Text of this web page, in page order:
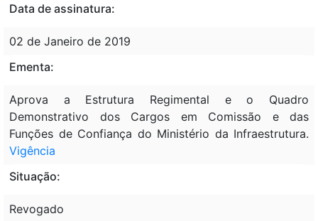
Data de assinatura:
02 de Janeiro de 2019
Ementa:
Aprova a Estrutura Regimental e o Quadro
Demonstrativo dos Cargos em Comissão e das
Funções de Confiança do Ministério da Infraestrutura.
Vigência
Situação:
Revogado